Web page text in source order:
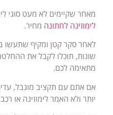
מאחר שקיימים לא מעט סוגי
לימוזינה לחתונה מחיר.
לאחר סקר קטן ומקיף שתעשו
שונות, תוכלו לקבל את
מתאימה לכם.
אם אתם עם תקציב מוגבל,
יותר ולא האמר לימוזינה או